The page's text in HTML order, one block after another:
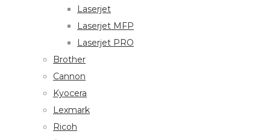
Laserjet
Laserjet MFP
Laserjet PRO
Brother
Cannon
Kyocera
Lexmark
Ricoh